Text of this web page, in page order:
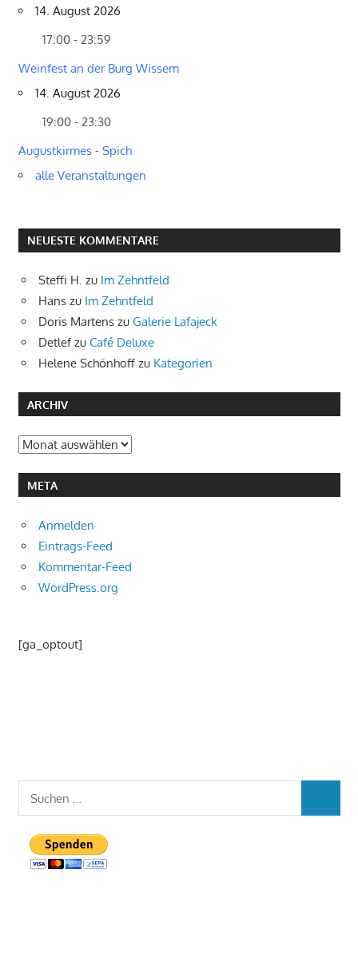
14. August 2026
17:00 - 23:59
Weinfest an der Burg Wissem
14. August 2026
19:00 - 23:30
Augustkirmes - Spich
alle Veranstaltungen
NEUESTE KOMMENTARE
Steffi H. zu Im Zehntfeld
Hans zu Im Zehntfeld
Doris Martens zu Galerie Lafajeck
Detlefzu Café Deluxe
Helene Schönhoff zu Kategorien
ARCHIV
Archiv
META
Anmelden
Eintrags-Feed
Kommentar-Feed
WordPress.org
[ga_optout]